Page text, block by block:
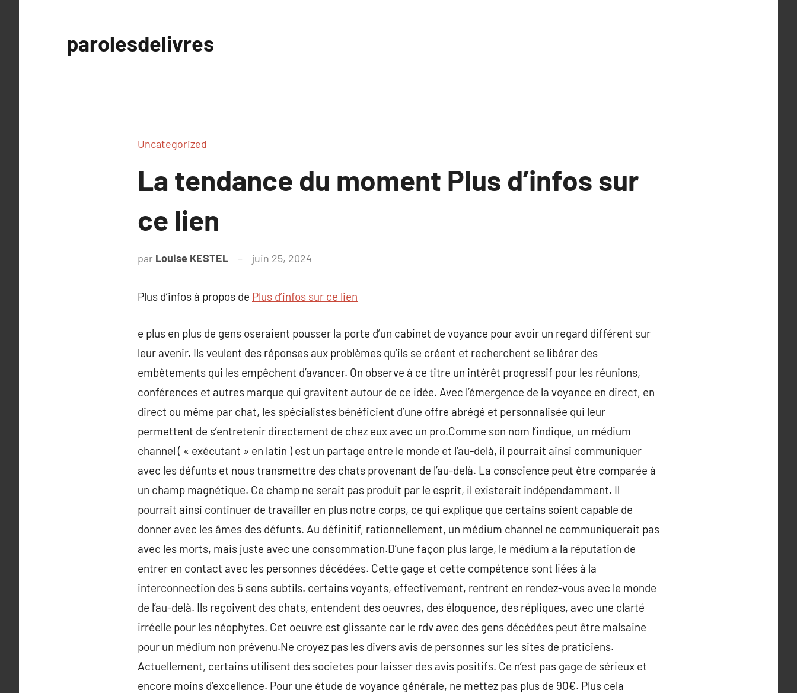
parolesdelivres
Uncategorized
La tendance du moment Plus d’infos sur
ce lien
par Louise KESTEL juin 25, 2024
Plus d’infos à propos de Plus d’infos sur ce lien
e plus en plus de gens oseraient pousser la porte d’un cabinet de voyance pour avoir un regard différent sur
leur avenir. Ils veulent des réponses aux problèmes qu’ils se créent et recherchent se libérer des
embêtements qui les empêchent d’avancer. On observe à ce titre un intérêt progressif pour les réunions,
conférences et autres marque qui gravitent autour de ce idée. Avec l’émergence de la voyance en direct, en
direct ou même par chat, les spécialistes bénéficient d’une offre abrégé et personnalisée qui leur
permettent de s’entretenir directement de chez eux avec un pro.Comme son nom l’indique, un médium
channel ( « exécutant » en latin ) est un partage entre le monde et l’au-delà, il pourrait ainsi communiquer
avec les défunts et nous transmettre des chats provenant de l’au-delà. La conscience peut être comparée à
un champ magnétique. Ce champ ne serait pas produit par le esprit, il existerait indépendamment. Il
pourrait ainsi continuer de travailler en plus notre corps, ce qui explique que certains soient capable de
donner avec les âmes des défunts. Au définitif, rationnellement, un médium channel ne communiquerait pas
avec les morts, mais juste avec une consommation.D’une façon plus large, le médium a la réputation de
entrer en contact avec les personnes décédées. Cette gage et cette compétence sont liées à la
interconnection des 5 sens subtils. certains voyants, effectivement, rentrent en rendez-vous avec le monde
de l’au-delà. Ils reçoivent des chats, entendent des oeuvres, des éloquence, des répliques, avec une clarté
irréelle pour les néophytes. Cet oeuvre est glissante car le rdv avec des gens décédées peut être malsaine
pour un médium non prévenu.Ne croyez pas les divers avis de personnes sur les sites de praticiens.
Actuellement, certains utilisent des societes pour laisser des avis positifs. Ce n’est pas gage de sérieux et
encore moins d’excellence. Pour une étude de voyance générale, ne mettez pas plus de 90€. Plus cela